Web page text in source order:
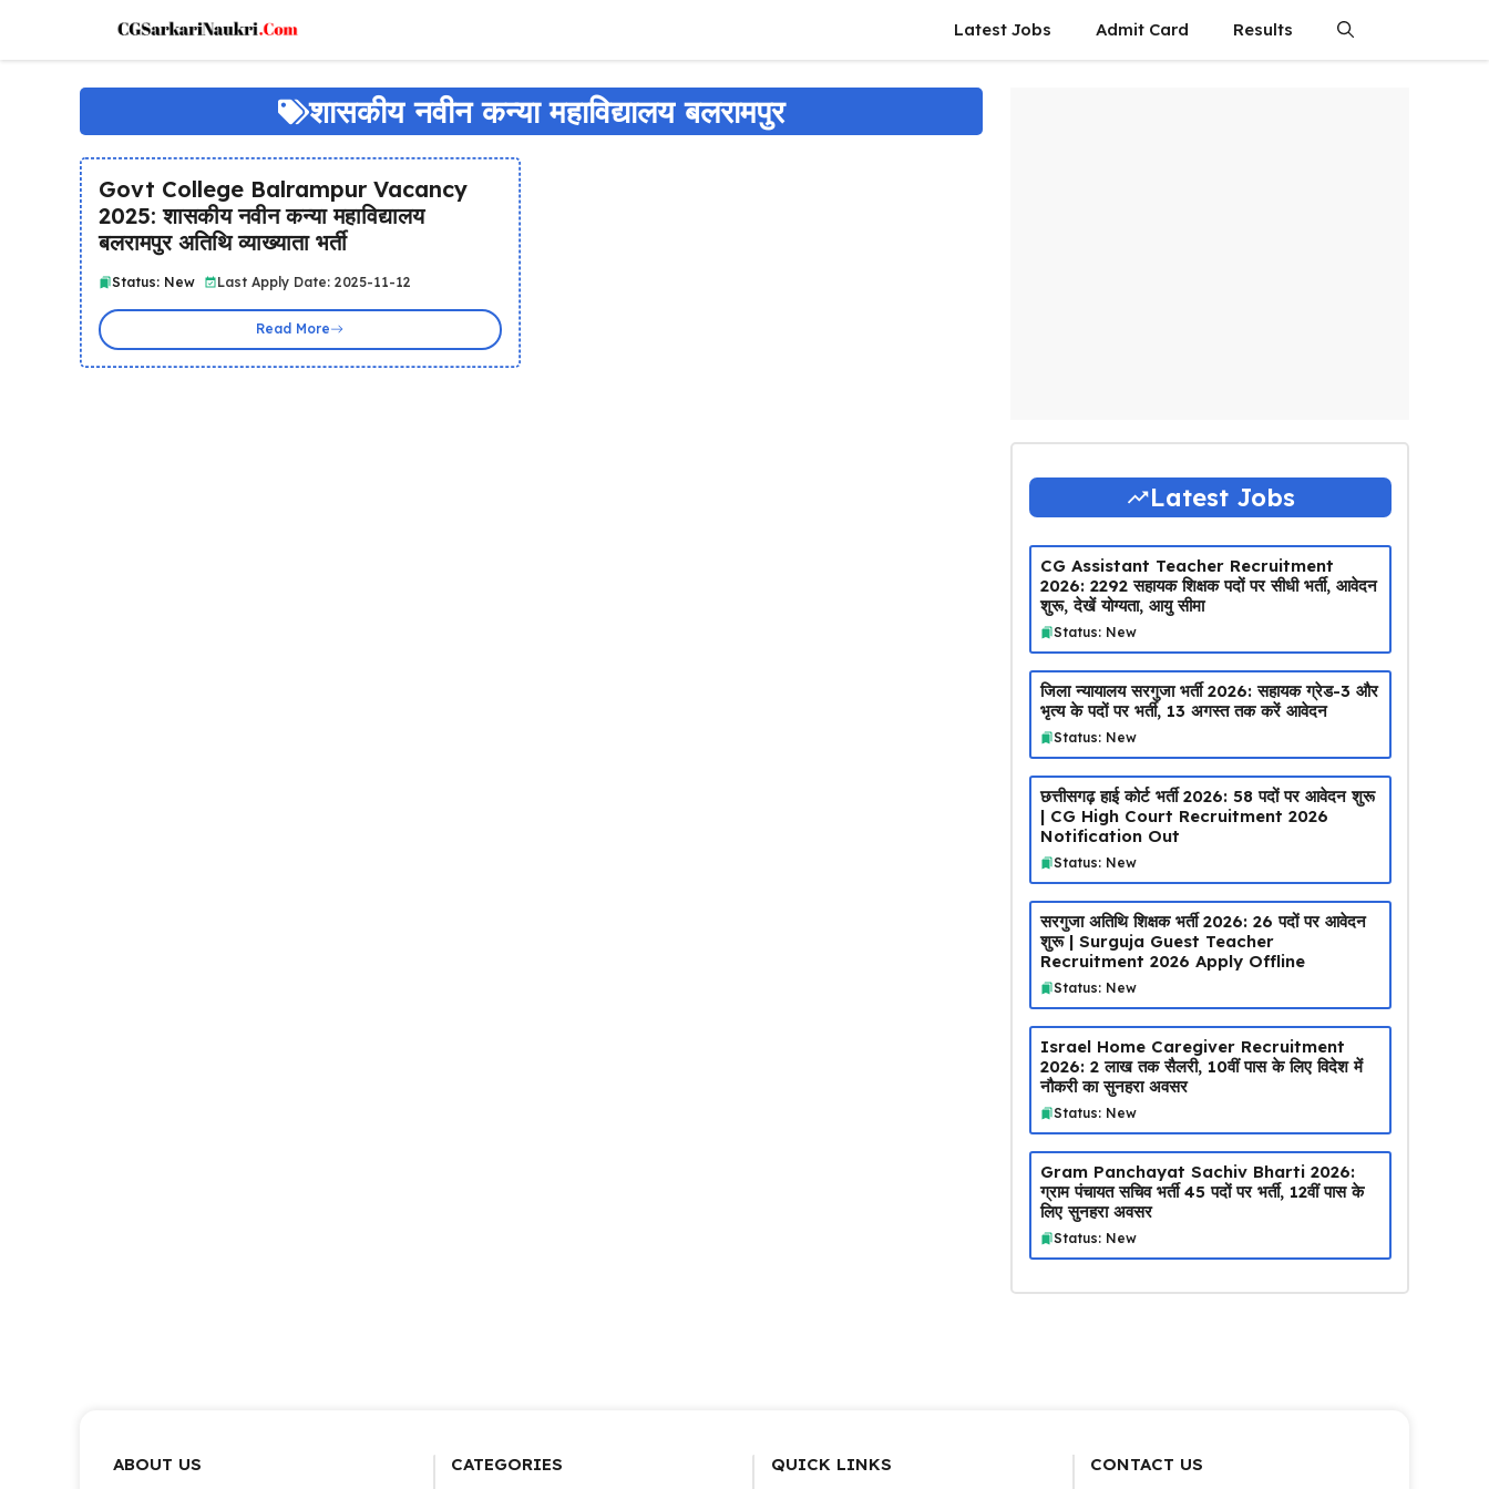
content
Latest Jobs Admit Card Results
शासकीय नवीन कन्या महाविद्यालय बलरामपुर
Govt College Balrampur Vacancy
2025: शासकीय नवीन कन्या महाविद्यालय
बलरामपुर अतिथि व्याख्याता भर्ती
Status: New Last Apply Date: 2025-11-12
Read More
Latest Jobs
CG Assistant Teacher Recruitment
2026: 2292 सहायक शिक्षक पदों पर सीधी भर्ती, आवेदन
शुरू, देखें योग्यता, आयु सीमा
Status: New
जिला न्यायालय सरगुजा भर्ती 2026: सहायक ग्रेड-3 और
भृत्य के पदों पर भर्ती, 13 अगस्त तक करें आवेदन
Status: New
छत्तीसगढ़ हाई कोर्ट भर्ती 2026: 58 पदों पर आवेदन शुरू
| CG High Court Recruitment 2026
Notification Out
Status: New
सरगुजा अतिथि शिक्षक भर्ती 2026: 26 पदों पर आवेदन
शुरू | Surguja Guest Teacher
Recruitment 2026 Apply Offline
Status: New
Israel Home Caregiver Recruitment
2026: ₹2 लाख तक सैलरी, 10वीं पास के लिए विदेश में
नौकरी का सुनहरा अवसर
Status: New
Gram Panchayat Sachiv Bharti 2026:
ग्राम पंचायत सचिव भर्ती 45 पदों पर भर्ती, 12वीं पास के
लिए सुनहरा अवसर
Status: New
ABOUT US CATEGORIES QUICK LINKS CONTACT US